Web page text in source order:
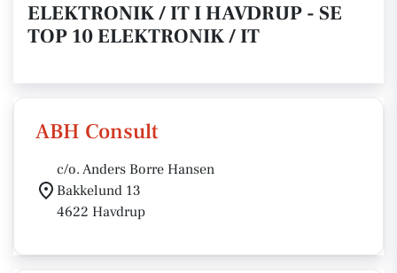
ELEKTRONIK / IT I HAVDRUP - SE
TOP 10 ELEKTRONIK / IT
ABH Consult
c/o. Anders Borre Hansen
Bakkelund 13
4622 Havdrup